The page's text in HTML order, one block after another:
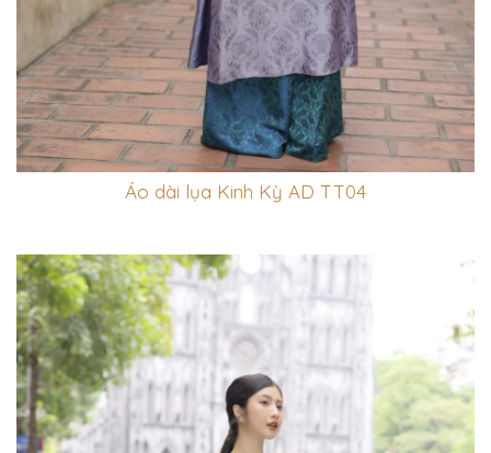
Áo dài lụa Kinh Kỳ AD TT04